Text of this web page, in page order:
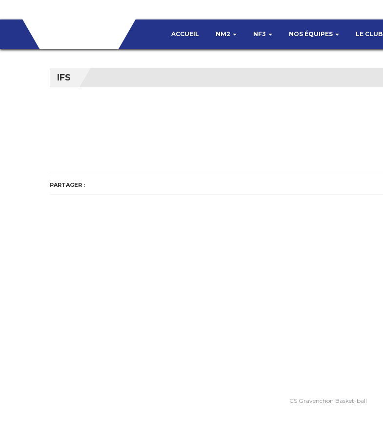
ACCUEIL NM2 NF3 NOS ÉQUIPES LE CLUB
IFS
PARTAGER :
CS Gravenchon Basket-ball